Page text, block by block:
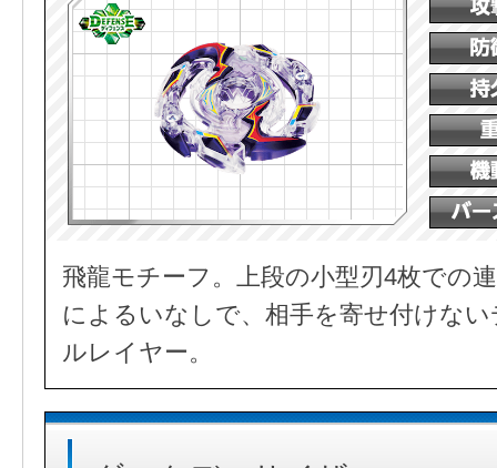
飛龍モチーフ。上段の小型刃4枚での
によるいなしで、相手を寄せ付けな
ルレイヤー。